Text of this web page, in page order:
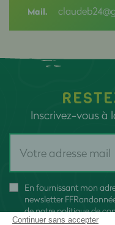
Mail.
Inscrivez-vous à
En fournissant mon
newsletter
denotre politique de
Continuer sans accepter